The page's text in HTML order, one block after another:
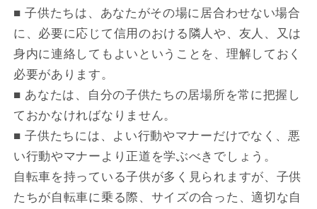
■ 子供たちは、あなたがその場に居合わせない場合
に、必要に応じて信用のおける隣人や、友人、又は
身内に連絡してもよいということを、理解しておく
必要があります。
■ あなたは、自分の子供たちの居場所を常に把握し
ておかなければなりません。
■ 子供たちには、よい行動やマナーだけでなく、悪
い行動やマナーより正道を学ぶべきでしょう。
自転車を持っている子供が多く見られますが、子供
たちが自転車に乗る際、サイズの合った、適切な自